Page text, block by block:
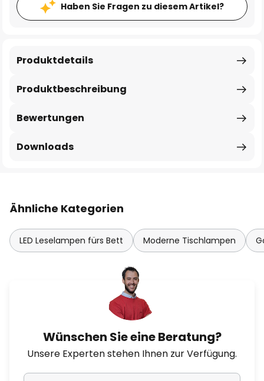
Haben Sie Fragen zu diesem Artikel?
Produktbeschreibung
Produktdetails
Bewertungen
Downloads
Ähnliche Kategorien
LED Leselampen fürs Bett Moderne Tischlampen
Wünschen Sie eine Beratung?
Unsere Experten stehen Ihnen zur Verfügung.